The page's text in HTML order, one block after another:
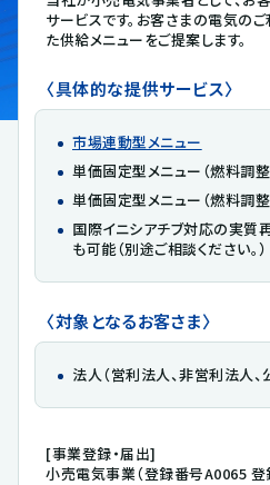
サービスです。お客さまの電気の
た供給メニューをご提案します。
〈具体的な提供サービス〉
市場連動型メニュー
単価固定型メニュー（燃料調整
単価固定型メニュー（燃料調整
国際イニシアチブ対応の実質
も可能（別途ご相談ください。）
〈対象となるお客さま〉
法人（営利法人、非営利法人、
[事業登録・届出]
小売電気事業（登録番号A0065